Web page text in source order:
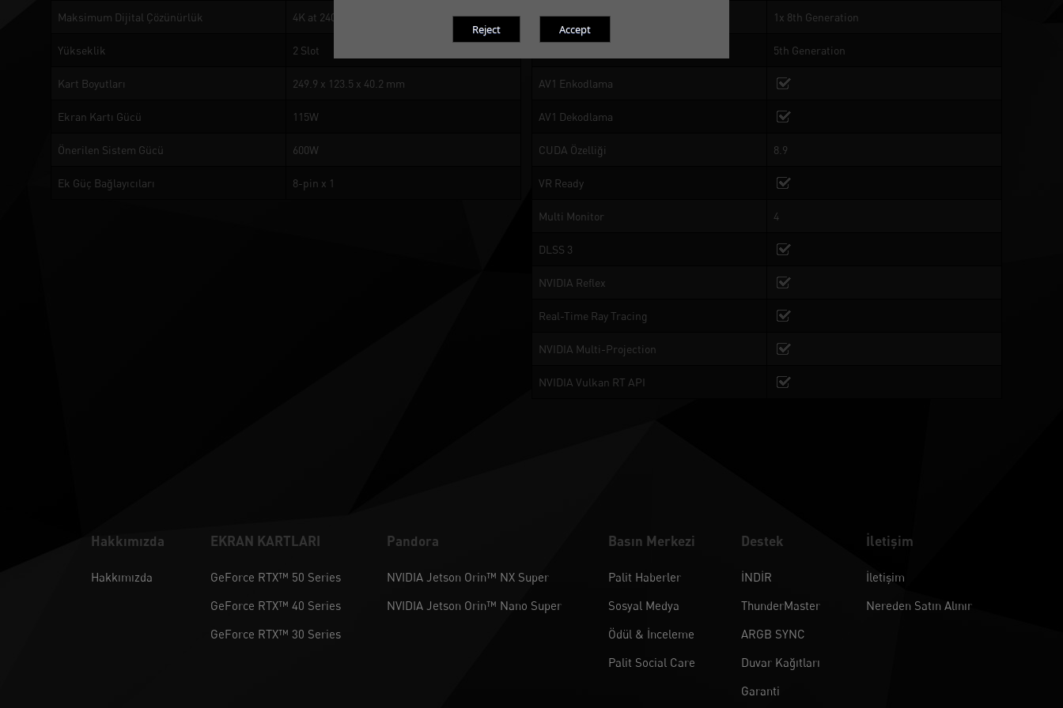
Maksimum Dijital Çözünürlük 4K at 240Hz or 8K at 60Hz with DSC, HDR
Yükseklik 2 Slot
Kart Boyutları 249.9 x 123.5 x 40.2 mm
Ekran Kartı Gücü 115W
Önerilen Sistem Gücü 600W
Ek Güç Bağlayıcıları 8-pin x 1
NVIDIA Enkodlayıcı (NVENC) 1x 8th Generation
5th Generation
AV1 Enkodlama
AV1 Dekodlama
CUDA Özelliği 8.9
VR Ready
Multi Monitor 4
DLSS 3
NVIDIA Reflex
Real-Time Ray Tracing
NVIDIA Multi-Projection
NVIDIA Vulkan RT API
Hakkımızda
Hakkımızda
EKRAN KARTLARI
GeForce RTX™ 50 Series
GeForce RTX™ 40 Series
GeForce RTX™ 30 Series
Pandora
NVIDIA Jetson Orin™ NX Super
NVIDIA Jetson Orin™ Nano Super
Basın Merkezi
Palit Haberler
Sosyal Medya
Ödül & İnceleme
Palit Social Care
Destek
İNDİR
ThunderMaster
ARGB SYNC
Duvar Kağıtları
Garanti
İletişim
İletişim
Nereden Satın Alınır